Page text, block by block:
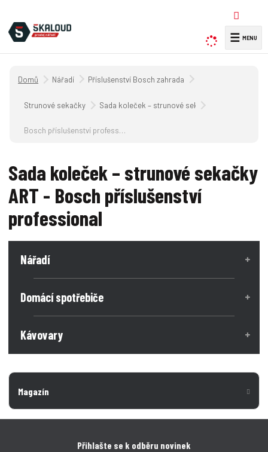
y
d
☰
Úvodní strana
Nářadí Příslušenství Bosch zahrada
Strunové sekačky Sada koleček – strunové sekačky ART
Bosch příslušenství professional
Sada koleček – strunové sekačky
ART - Bosch příslušenství
professional
Nářadí
Domácí spotřebiče
Kávovary
Magazín
Přihlašte se k odběru novinek